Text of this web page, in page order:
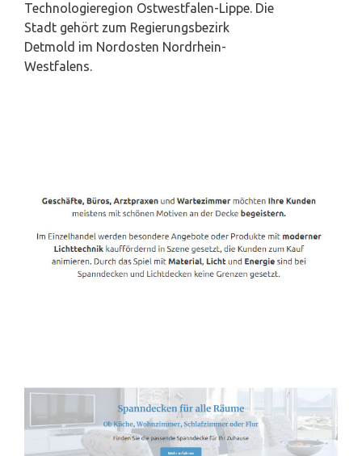
Technologieregion Ostwestfalen-Lippe. Die
Stadt gehört zum Regierungsbezirk
Detmold im Nordosten Nordrhein-
Westfalens.